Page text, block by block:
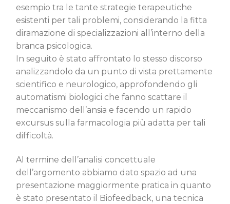
esempio tra le tante strategie terapeutiche
esistenti per tali problemi, considerando la fitta
diramazione di specializzazioni all’interno della
branca psicologica.
In seguito è stato affrontato lo stesso discorso
analizzandolo da un punto di vista prettamente
scientifico e neurologico, approfondendo gli
automatismi biologici che fanno scattare il
meccanismo dell’ansia e facendo un rapido
excursus sulla farmacologia più adatta per tali
difficoltà.
Al termine dell’analisi concettuale
dell’argomento abbiamo dato spazio ad una
presentazione maggiormente pratica in quanto
è stato presentato il Biofeedback, una tecnica